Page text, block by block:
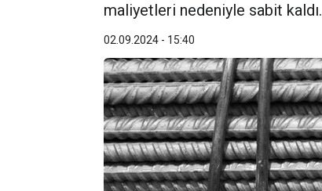
maliyetleri nedeniyle sabit kaldı.
02.09.2024 - 15:40